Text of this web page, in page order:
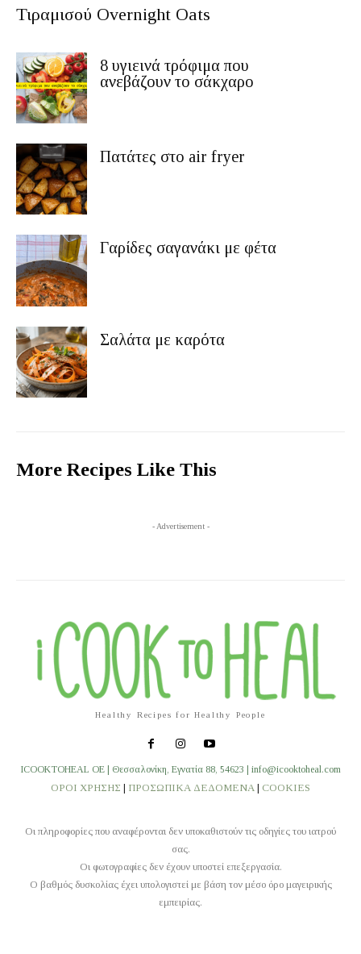
Τιραμισού Overnight Oats
8 υγιεινά τρόφιμα που
ανεβάζουν το σάκχαρο
Πατάτες στο air fryer
Γαρίδες σαγανάκι με φέτα
Σαλάτα με καρότα
More Recipes Like This
- Advertisement -
Healthy Recipes for Healthy People
ICOOKTOHEAL OE | Θεσσαλονίκη, Εγνατία 88, 54623 | info@icooktoheal.com
ΟΡΟΙ ΧΡΗΣΗΣ | ΠΡΟΣΩΠΙΚΑ ΔΕΔΟΜΕΝΑ | COOKIES
Οι πληροφορίες που αναφέρονται δεν υποκαθιστούν τις οδηγίες του ιατρού
σας.
Οι φωτογραφίες δεν έχουν υποστεί επεξεργασία.
O βαθμός δυσκολίας έχει υπολογιστεί με βάση τον μέσο όρο μαγειρικής
εμπειρίας.